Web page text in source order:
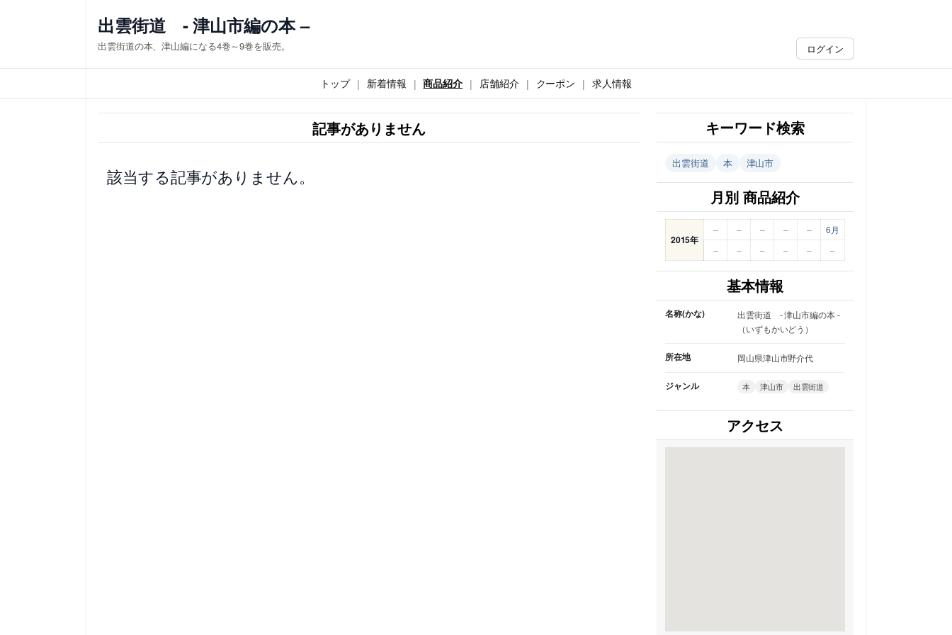
ス
キ
出雲街道 - 津山市編の本 –
出雲街道の本、津山編になる4巻～9巻を販売。 ログイン
トップ 新着情報 商品紹介 店舗紹介 クーポン 求人情報
記事がありません
該当する記事がありません。
キーワード検索
出雲街道 本 津山市
月別 商品紹介
2015年
– – – – –
6月
–
– – – – –
基本情報
名称(かな)
出雲街道 - 津山市編の本 -
（いずもかいどう）
所在地 岡山県津山市野介代
ジャンル 本 津山市 出雲街道
アクセス